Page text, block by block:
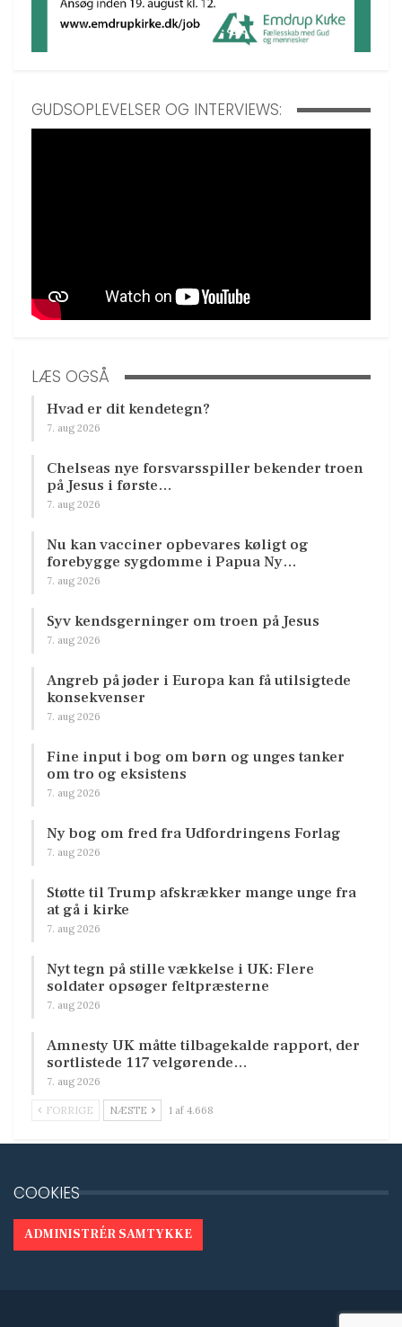
GUDSOPLEVELSER OG INTERVIEWS:
LÆS OGSÅ
Hvad er dit kendetegn?
7. aug 2026
Chelseas nye forsvarsspiller bekender troen
på Jesus i første…
7. aug 2026
Nu kan vacciner opbevares køligt og
forebygge sygdomme i Papua Ny…
7. aug 2026
Syv kendsgerninger om troen på Jesus
7. aug 2026
Angreb på jøder i Europa kan få utilsigtede
konsekvenser
7. aug 2026
Fine input i bog om børn og unges tanker
om tro og eksistens
7. aug 2026
Ny bog om fred fra Udfordringens Forlag
7. aug 2026
Støtte til Trump afskrækker mange unge fra
at gå i kirke
7. aug 2026
Nyt tegn på stille vækkelse i UK: Flere
soldater opsøger feltpræsterne
7. aug 2026
Amnesty UK måtte tilbagekalde rapport, der
sortlistede 117 velgørende…
7. aug 2026
FORRIGE NÆSTE 1 af 4.668
COOKIES
ADMINISTRÉR SAMTYKKE